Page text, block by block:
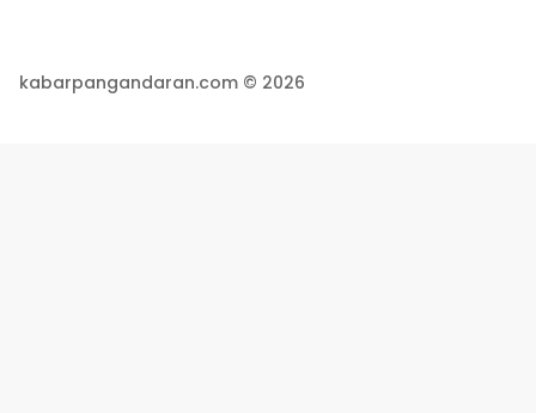
kabarpangandaran.com © 2026